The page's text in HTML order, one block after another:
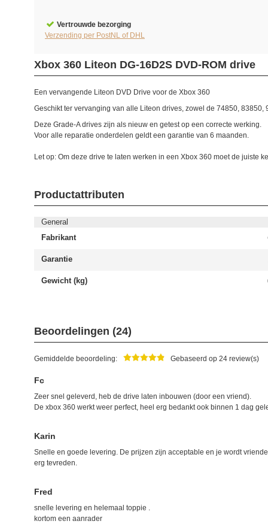
Vertrouwde bezorging
Verzending per PostNL of DHL
Xbox 360 Liteon DG-16D2S DVD-ROM drive
Een vervangende Liteon DVD Drive voor de Xbox 360
Geschikt ter vervanging van alle Liteon drives, zowel de 74850, 83850,
Deze Grade-A drives zijn als nieuw en getest op een correcte werking.
Voor alle reparatie onderdelen geldt een garantie van 6 maanden.
Let op: Om deze drive te laten werken in een Xbox 360 moet de juiste
Productattributen
General
Fabrikant
Garantie
Gewicht (kg)
Beoordelingen (24)
Gemiddelde beoordeling: Gebaseerd op 24 review(s)
Fc
Zeer snel geleverd, heb de drive laten inbouwen (door een vriend).
De xbox 360 werkt weer perfect, heel erg bedankt ook binnen 1 dag
Karin
Snelle en goede levering. De prijzen zijn acceptable en je wordt
erg tevreden.
Fred
snelle levering en helemaal toppie .
kortom een aanrader